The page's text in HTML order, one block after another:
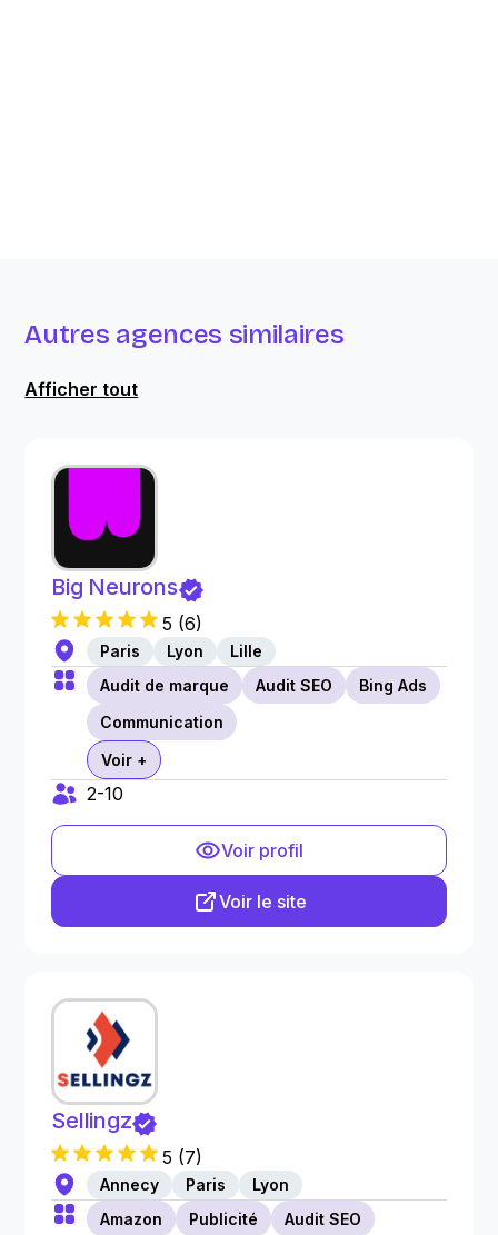
Autres agences similaires
Afficher tout
Big Neurons
5 (6)
Paris Lyon
Lille
Audit de marque
Audit SEO
Bing Ads
Communication
Voir +
2-10
Voir profil
Voir le site
Sellingz
5 (7)
Annecy Paris
Lyon
Amazon
Publicité
Audit SEO